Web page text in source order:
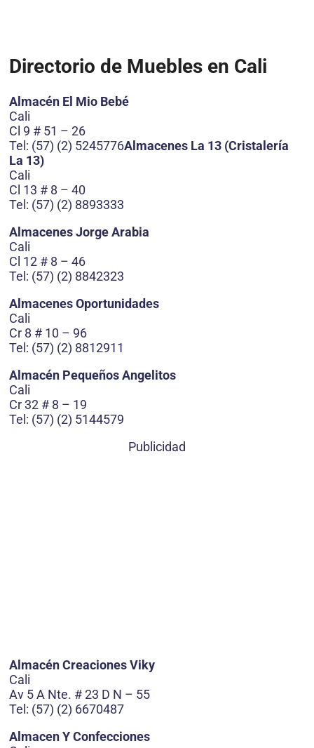
Directorio de Muebles en Cali
Almacén El Mio Bebé
Cali
Cl 9 # 51 – 26
Tel: (57) (2) 5245776Almacenes La 13 (Cristalería
La 13)
Cali
Cl 13 # 8 – 40
Tel: (57) (2) 8893333
Almacenes Jorge Arabia
Cali
Cl 12 # 8 – 46
Tel: (57) (2) 8842323
Almacenes Oportunidades
Cali
Cr 8 # 10 – 96
Tel: (57) (2) 8812911
Almacén Pequeños Angelitos
Cali
Cr 32 # 8 – 19
Tel: (57) (2) 5144579
Publicidad
Almacén Creaciones Viky
Cali
Av 5 A Nte. # 23 D N – 55
Tel: (57) (2) 6670487
Almacen Y Confecciones